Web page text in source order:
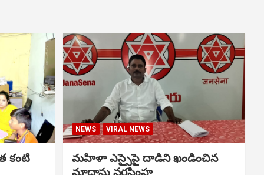
కంటి
NEWS VIRAL NEWS
మహిళా ఎస్సైపై దాడిని ఖండించిన
మాదాసు నరసింహ